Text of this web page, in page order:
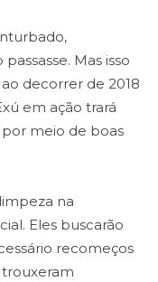
Mas isso
decorrer de 2018
em ação trará
meio de boas
na
Eles buscarão
recomeços